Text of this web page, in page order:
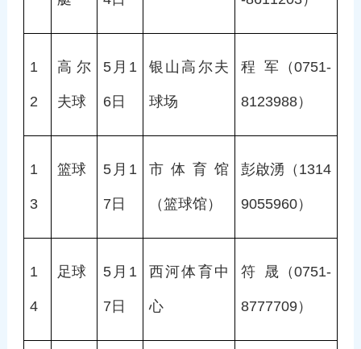
1
2
高尔
夫球
5月1
6日
银山高尔夫
球场
程  军（0751-
8123988）
1
3
篮球 5月1
7日
市体育馆
（篮球馆）
彭啟湧（1314
9055960）
1
4
足球 5月1
7日
西河体育中
心
符  晟（0751-
8777709）